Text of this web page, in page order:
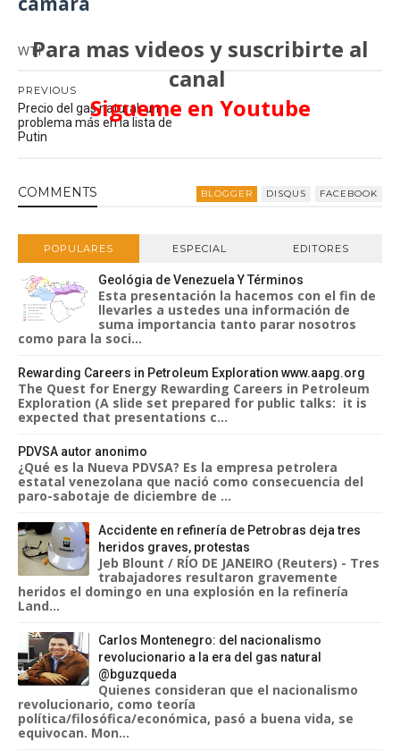
Para mas videos y suscribirte al
canal
Sigueme en Youtube
WTI
PREVIOUS
Precio del gas natural, un
problema más en la lista de
Putin
COMMENTS BLOGGER DISQUS FACEBOOK
POPULARES ESPECIAL EDITORES
Geológia de Venezuela Y Términos
Esta presentación la hacemos con el fin de
llevarles a ustedes una información de
suma importancia tanto parar nosotros
como para la soci...
Rewarding Careers in Petroleum Exploration www.aapg.org
The Quest for Energy Rewarding Careers in Petroleum
Exploration (A slide set prepared for public talks: it is
expected that presentations c...
PDVSA autor anonimo
¿Qué es la Nueva PDVSA? Es la empresa petrolera
estatal venezolana que nació como consecuencia del
paro-sabotaje de diciembre de ...
Accidente en refinería de Petrobras deja tres
heridos graves, protestas
Jeb Blount / RÍO DE JANEIRO (Reuters) - Tres
trabajadores resultaron gravemente
heridos el domingo en una explosión en la refinería
Land...
Carlos Montenegro: del nacionalismo
revolucionario a la era del gas natural
@bguzqueda
Quienes consideran que el nacionalismo
revolucionario, como teoría
política/filosófica/económica, pasó a buena vida, se
equivocan. Mon...